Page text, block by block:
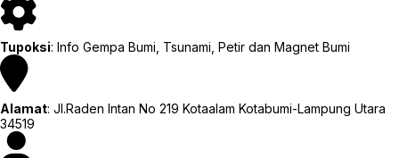
Tupoksi: Info Gempa Bumi, Tsunami, Petir dan Magnet Bumi
Alamat: Jl.Raden Intan No 219 Kotaalam Kotabumi-Lampung Utara
34519